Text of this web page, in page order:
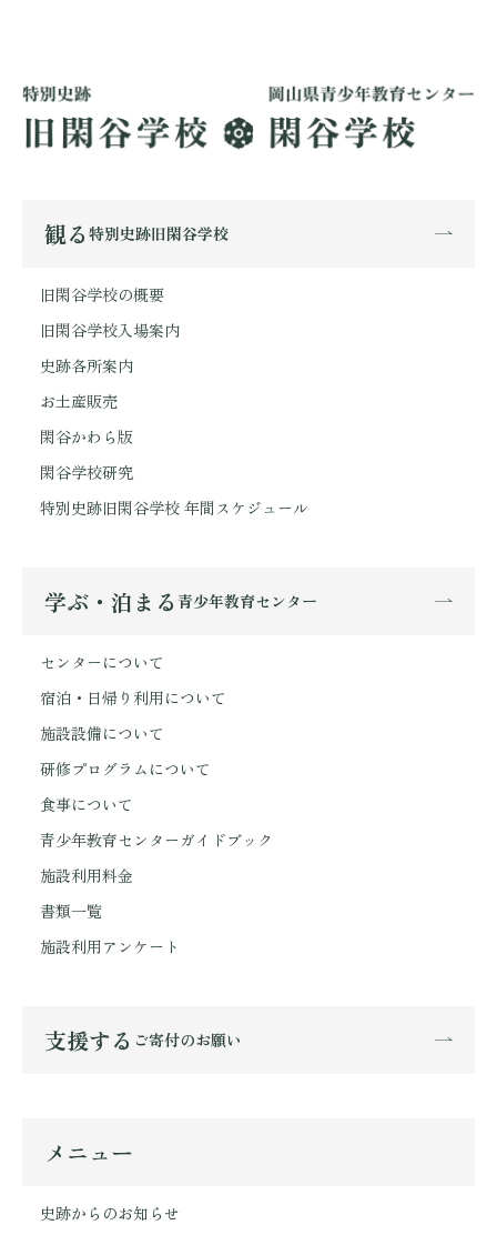
観る 特別史跡旧閑谷学校
旧閑谷学校の概要
旧閑谷学校入場案内
史跡各所案内
お土産販売
閑谷かわら版
閑谷学校研究
特別史跡旧閑谷学校 年間スケジュール
学ぶ・泊まる 青少年教育センター
センターについて
宿泊・日帰り利用について
施設設備について
研修プログラムについて
食事について
青少年教育センターガイドブック
施設利用料金
書類一覧
施設利用アンケート
支援する ご寄付のお願い
メニュー
史跡からのお知らせ